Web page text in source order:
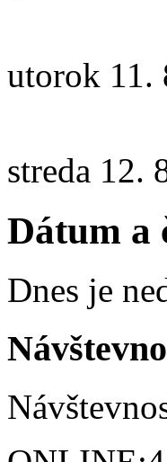
utorok 11.
streda 12.
Dátum a
Dnes je